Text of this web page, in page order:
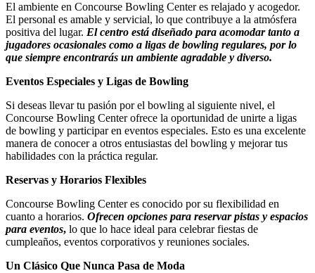
El ambiente en Concourse Bowling Center es relajado y acogedor.
El personal es amable y servicial, lo que contribuye a la atmósfera
positiva del lugar. El centro está diseñado para acomodar tanto a
jugadores ocasionales como a ligas de bowling regulares, por lo
que siempre encontrarás un ambiente agradable y diverso.
Eventos Especiales y Ligas de Bowling
Si deseas llevar tu pasión por el bowling al siguiente nivel, el
Concourse Bowling Center ofrece la oportunidad de unirte a ligas
de bowling y participar en eventos especiales. Esto es una excelente
manera de conocer a otros entusiastas del bowling y mejorar tus
habilidades con la práctica regular.
Reservas y Horarios Flexibles
Concourse Bowling Center es conocido por su flexibilidad en
cuanto a horarios. Ofrecen opciones para reservar pistas y espacios
para eventos, lo que lo hace ideal para celebrar fiestas de
cumpleaños, eventos corporativos y reuniones sociales.
Un Clásico Que Nunca Pasa de Moda